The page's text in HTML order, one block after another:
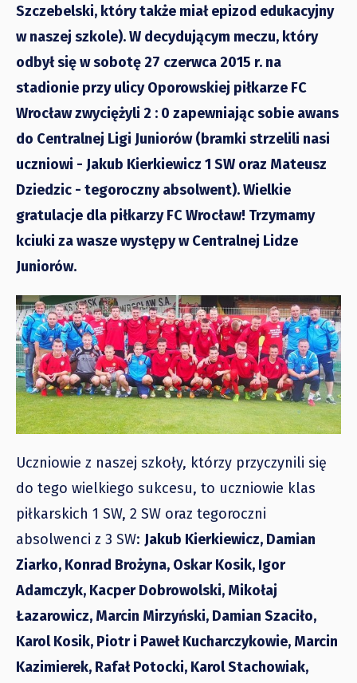
Szczebelski, który także miał epizod edukacyjny
w naszej szkole). W decydującym meczu, który
odbył się w sobotę 27 czerwca 2015 r. na
stadionie przy ulicy Oporowskiej piłkarze FC
Wrocław zwyciężyli 2 : 0 zapewniając sobie awans
do Centralnej Ligi Juniorów (bramki strzelili nasi
uczniowi - Jakub Kierkiewicz 1 SW oraz Mateusz
Dziedzic - tegoroczny absolwent). Wielkie
gratulacje dla piłkarzy FC Wrocław! Trzymamy
kciuki za wasze występy w Centralnej Lidze
Juniorów.
Uczniowie z naszej szkoły, którzy przyczynili się
do tego wielkiego sukcesu, to uczniowie klas
piłkarskich 1 SW, 2 SW oraz tegoroczni
absolwenci z 3 SW: Jakub Kierkiewicz, Damian
Ziarko, Konrad Brożyna, Oskar Kosik, Igor
Adamczyk, Kacper Dobrowolski, Mikołaj
Łazarowicz, Marcin Mirzyński, Damian Szaciło,
Karol Kosik, Piotr i Paweł Kucharczykowie, Marcin
Kazimierek, Rafał Potocki, Karol Stachowiak,